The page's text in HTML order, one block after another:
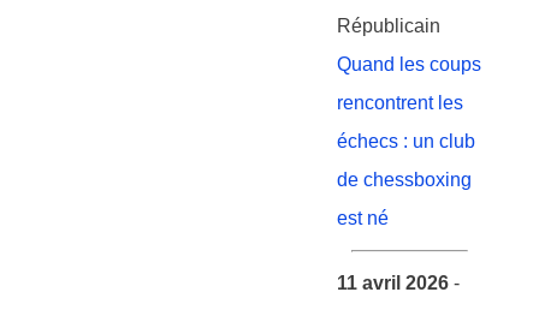
Républicain
Quand les coups
rencontrent les
échecs : un club
de chessboxing
est né
11 avril 2026 -